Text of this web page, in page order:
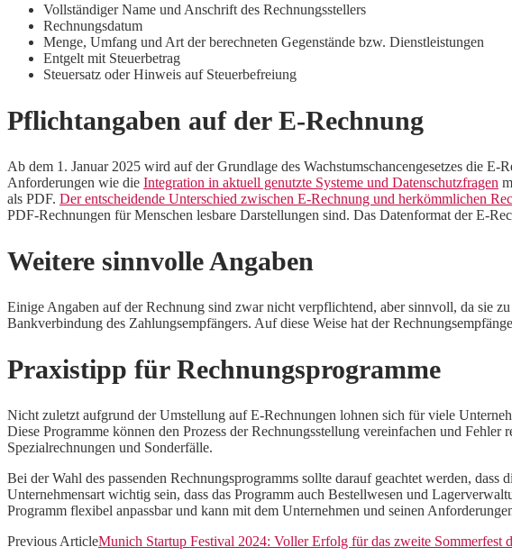
Vollständiger Name und Anschrift des Rechnungsstellers
Rechnungsdatum
Menge, Umfang und Art der berechneten Gegenstände bzw. Dienstleistungen
Entgelt mit Steuerbetrag
Steuersatz oder Hinweis auf Steuerbefreiung
Pflichtangaben auf der E-Rechnung
Ab dem 1. Januar 2025 wird auf der Grundlage des Wachstumschancengesetzes die
Anforderungen wie die Integration in aktuell genutzte Systeme und Datenschutzfragen
als PDF. Der entscheidende Unterschied zwischen E-Rechnung und herkömmlichen
PDF-Rechnungen für Menschen lesbare Darstellungen sind. Das Datenformat der E-
Weitere sinnvolle Angaben
Einige Angaben auf der Rechnung sind zwar nicht verpflichtend, aber sinnvoll, da sie
Bankverbindung des Zahlungsempfängers. Auf diese Weise hat der
Praxistipp für Rechnungsprogramme
Nicht zuletzt aufgrund der Umstellung auf E-Rechnungen lohnen sich für viele
Diese Programme können den Prozess der Rechnungsstellung vereinfachen und
Spezialrechnungen und Sonderfälle.
Bei der Wahl des passenden Rechnungsprogramms sollte darauf geachtet werden,
Unternehmensart wichtig sein, dass das Programm auch Bestellwesen und
Programm flexibel anpassbar und kann mit dem Unternehmen und seinen
Previous ArticleMunich Startup Festival 2024: Voller Erfolg für das zweite Sommerfest